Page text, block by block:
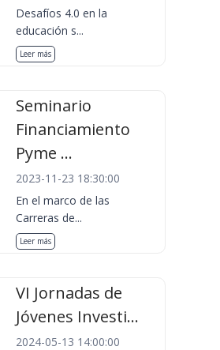
Desafíos 4.0 en la
educación s...
Leer más
Seminario
Financiamiento
Pyme ...
2023-11-23 18:30:00
En el marco de las
Carreras de...
Leer más
VI Jornadas de
Jóvenes Investi...
2024-05-13 14:00:00